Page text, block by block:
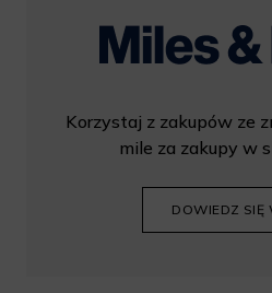
Korzystaj z zakupów ze
mile za zakupy w
DOWIEDZ SIĘ